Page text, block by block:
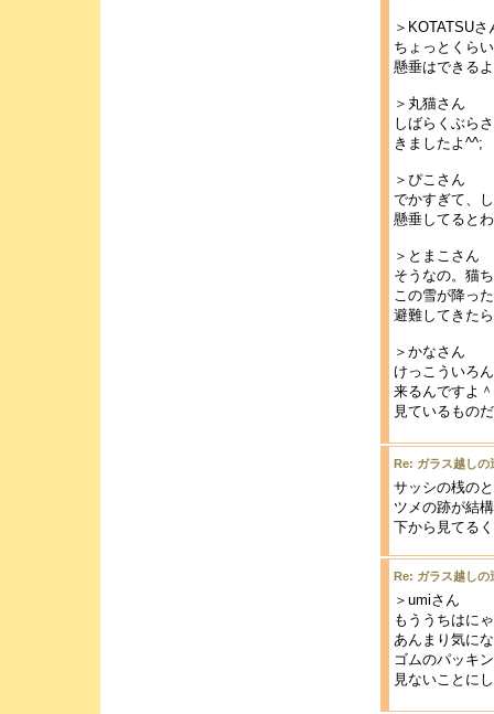
＞KOTATSUさ
ちょっとくら
懸垂はできる
＞丸猫さん
しばらくぶら
きましたよ^^;
＞ぴこさん
でかすぎて、
懸垂してると
＞とまこさん
そうなの。猫
この雪が降っ
避難してきた
＞かなさん
けっこういろ
来るんですよ
見ているもの
Re: ガラス越しの
サッシの桟の
ツメの跡が結
下から見てる
Re: ガラス越しの
＞umiさん
もううちはに
あんまり気に
ゴムのパッキ
見ないことに